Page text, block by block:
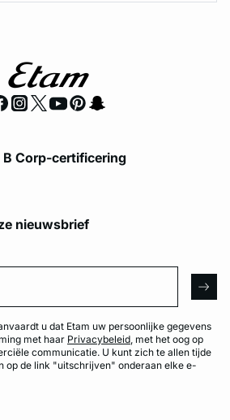
B Corp-certificering
nieuwsbrief
u dat Etam uw persoonlijke gegevens
met haar Privacybeleid, met het oog op
communicatie. U kunt zich te allen tijde
op de link "uitschrijven" onderaan elke e-